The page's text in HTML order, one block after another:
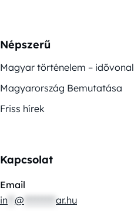
Népszerű
Magyar történelem – idővonal
Magyarország Bemutatása
Friss hírek
Kapcsolat
Email
in @ ar.hu